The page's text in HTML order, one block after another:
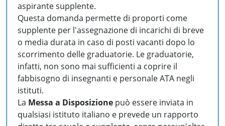
aspirante supplente.
Questa domanda permette di proporti come
supplente per l'assegnazione di incarichi di breve
o media durata in caso di posti vacanti dopo lo
scorrimento delle graduatorie. Le graduatorie,
infatti, non sono mai sufficienti a coprire il
fabbisogno di insegnanti e personale ATA negli
istituti.
La Messa a Disposizione può essere inviata in
qualsiasi istituto italiano e prevede un rapporto